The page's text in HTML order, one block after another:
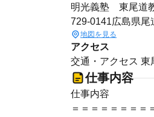
明光義塾 東尾道
729-0141広島県尾
地図を見る
アクセス
交通・アクセス 東
仕事内容
仕事内容
＝＝＝＝＝＝＝＝